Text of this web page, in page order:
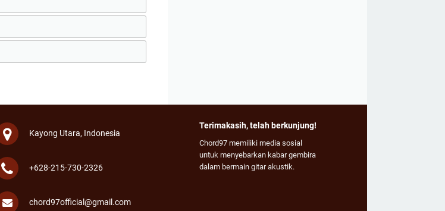
Kayong Utara, Indonesia
+628-215-730-2326
chord97official@gmail.com
Terimakasih, telah berkunjung!
Chord97 memiliki media sosial
untuk menyebarkan kabar gembira
dalam bermain gitar akustik.